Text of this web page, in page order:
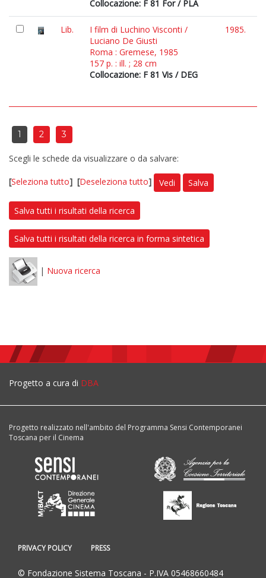
Collocazione: F 81 For / PLA
Lib.
I film di Luchino Visconti /
Luciano De Giusti
Roma : Gremese, 1985
157 p. : ill. ; 28 cm
Collocazione: F 81 Vis / DEG
1985.
1 2 3
Scegli le schede da visualizzare o da salvare:
[Seleziona tutto] [Deseleziona tutto] Vedi Salva
Salva tutti i risultati della ricerca
Salva tutti i risultati della ricerca in forma sintetica
| Nuova ricerca
Progetto a cura di DBA
Progetto realizzato nell'ambito del Programma Sensi Contemporanei
Toscana per il Cinema
PRIVACY POLICY PRESS
© Fondazione Sistema Toscana - P.IVA 05468660484